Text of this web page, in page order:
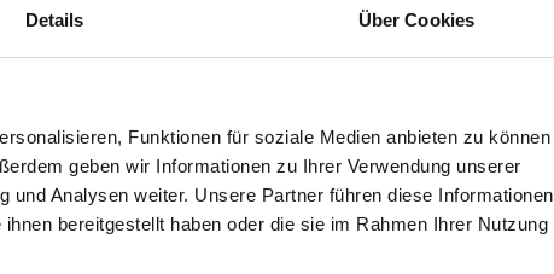
Details Über Cookies
Funktionen für soziale Medien anbieten zu können
geben wir Informationen zu Ihrer Verwendung unserer
Analysen weiter. Unsere Partner führen diese Informationen
bereitgestellt haben oder die sie im Rahmen Ihrer Nutzung
Grillplatz
Handtücher inkl.